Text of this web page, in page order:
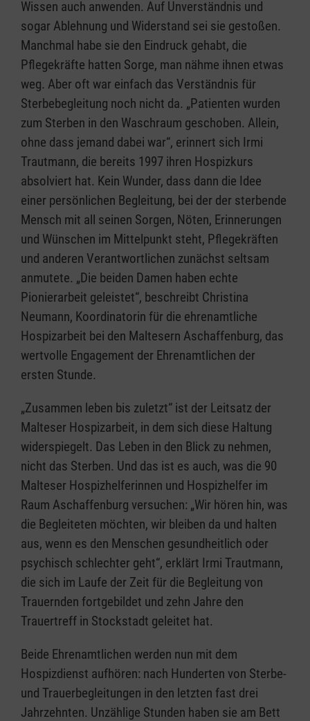
Wissen auch anwenden. Auf Unverständnis und
sogar Ablehnung und Widerstand sei sie gestoßen.
Manchmal habe sie den Eindruck gehabt, die
Pflegekräfte hatten Sorge, man nähme ihnen etwas
weg. Aber oft war einfach das Verständnis für
Sterbebegleitung noch nicht da. „Patienten wurden
zum Sterben in den Waschraum geschoben. Allein,
ohne dass jemand dabei war“, erinnert sich Irmi
Trautmann, die bereits 1997 ihren Hospizkurs
absolviert hat. Kein Wunder, dass dann die Idee
einer persönlichen Begleitung, bei der der sterbende
Mensch mit all seinen Sorgen, Nöten, Erinnerungen
und Wünschen im Mittelpunkt steht, Pflegekräften
und anderen Verantwortlichen zunächst seltsam
anmutete. „Die beiden Damen haben echte
Pionierarbeit geleistet“, beschreibt Christina
Neumann, Koordinatorin für die ehrenamtliche
Hospizarbeit bei den Maltesern Aschaffenburg, das
wertvolle Engagement der Ehrenamtlichen der
ersten Stunde.
„Zusammen leben bis zuletzt“ ist der Leitsatz der
Malteser Hospizarbeit, in dem sich diese Haltung
widerspiegelt. Das Leben in den Blick zu nehmen,
nicht das Sterben. Und das ist es auch, was die 90
Malteser Hospizhelferinnen und Hospizhelfer im
Raum Aschaffenburg versuchen: „Wir hören hin, was
die Begleiteten möchten, wir bleiben da und halten
aus, wenn es den Menschen gesundheitlich oder
psychisch schlechter geht“, erklärt Irmi Trautmann,
die sich im Laufe der Zeit für die Begleitung von
Trauernden fortgebildet und zehn Jahre den
Trauertreff in Stockstadt geleitet hat.
Beide Ehrenamtlichen werden nun mit dem
Hospizdienst aufhören: nach Hunderten von Sterbe-
und Trauerbegleitungen in den letzten fast drei
Jahrzehnten. Unzählige Stunden haben sie am Bett